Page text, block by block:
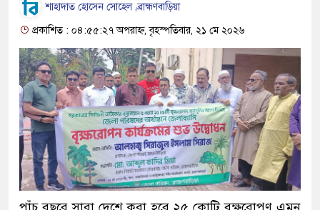
শাহাদাত হোসেন সোহেল ,ব্রাহ্মণবাড়িয়া
প্রকাশিত : ০৪:৫৫:২৭ অপরাহ্ন, বৃহস্পতিবার, ২১ মে ২০২৬